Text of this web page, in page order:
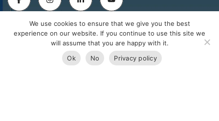
Powered by
We use cookies to ensure that we give you the best
experience on our website. If you continue to use this site we
will assume that you are happy with it.
Ok
No Privacy policy